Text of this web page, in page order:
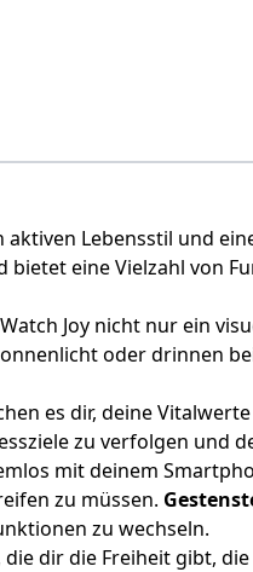
Lebensstil und
eine Vielzahl von
Joy nicht nur ein
oder drinnen
es dir, deine
zu verfolgen und
mit deinem
zu müssen.
zu wechseln.
die dir die Freiheit gibt,